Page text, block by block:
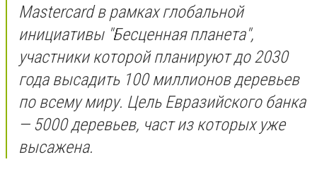
Mastercard в рамках глобальной
инициативы "Бесценная планета",
участники которой планируют до 2030
года высадить 100 миллионов деревьев
по всему миру. Цель Евразийского банка
— 5000 деревьев, част из которых уже
высажена.